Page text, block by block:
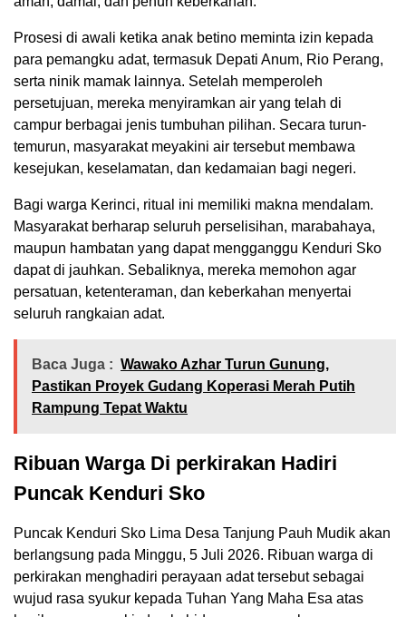
Prosesi di awali ketika anak betino meminta izin kepada
para pemangku adat, termasuk Depati Anum, Rio Perang,
serta ninik mamak lainnya. Setelah memperoleh
persetujuan, mereka menyiramkan air yang telah di
campur berbagai jenis tumbuhan pilihan. Secara turun-
temurun, masyarakat meyakini air tersebut membawa
kesejukan, keselamatan, dan kedamaian bagi negeri.
Bagi warga Kerinci, ritual ini memiliki makna mendalam.
Masyarakat berharap seluruh perselisihan, marabahaya,
maupun hambatan yang dapat mengganggu Kenduri Sko
dapat di jauhkan. Sebaliknya, mereka memohon agar
persatuan, ketenteraman, dan keberkahan menyertai
seluruh rangkaian adat.
Baca Juga : Wawako Azhar Turun Gunung,
Pastikan Proyek Gudang Koperasi Merah Putih
Rampung Tepat Waktu
Ribuan Warga Di perkirakan Hadiri
Puncak Kenduri Sko
Puncak Kenduri Sko Lima Desa Tanjung Pauh Mudik akan
berlangsung pada Minggu, 5 Juli 2026. Ribuan warga di
perkirakan menghadiri perayaan adat tersebut sebagai
wujud rasa syukur kepada Tuhan Yang Maha Esa atas